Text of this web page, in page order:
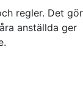
regler. Det
anställda ger